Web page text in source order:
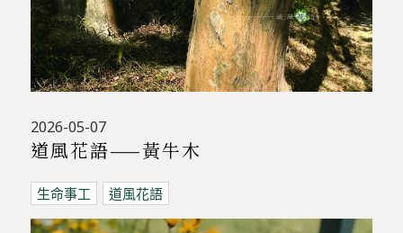
2026-05-07
道風花語——黃牛木
生命事工 道風花語